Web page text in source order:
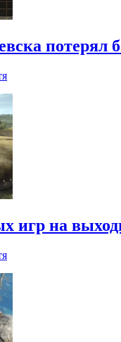
потерял
игр на